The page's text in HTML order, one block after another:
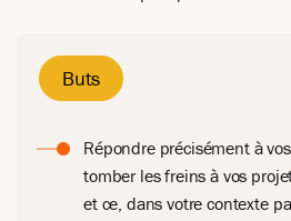
Buts
Répondre précisément à
tomber les freins à vos
et ce, dans votre contexte